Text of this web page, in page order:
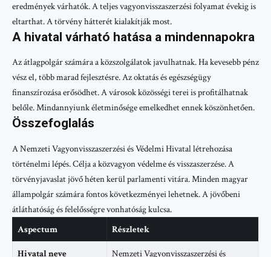
eredmények várhatók. A teljes vagyonvisszaszerzési folyamat évekig is
eltarthat. A törvény hátterét kialakítják most.
A hivatal várható hatása a mindennapokra
Az átlagpolgár számára a közszolgálatok javulhatnak. Ha kevesebb pénz
vész el, több marad fejlesztésre. Az oktatás és egészségügy
finanszírozása erősödhet. A városok közösségi terei is profitálhatnak
belőle. Mindannyiunk életminősége emelkedhet ennek köszönhetően.
Összefoglalás
A Nemzeti Vagyonvisszaszerzési és Védelmi Hivatal létrehozása
történelmi lépés. Célja a közvagyon védelme és visszaszerzése. A
törvényjavaslat jövő héten kerül parlamenti vitára. Minden magyar
állampolgár számára fontos következményei lehetnek. A jövőbeni
átláthatóság és felelősségre vonhatóság kulcsa.
Aspectum
Részletek
Hivatal neve
Nemzeti Vagyonvisszaszerzési és